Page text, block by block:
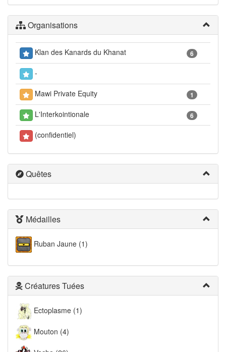
Organisations
Klan des Kanards du Khanat 6
-
Mawi Private Equity 1
L'Interkointionale 6
(confidentiel)
Quêtes
Médailles
Ruban Jaune (1)
Créatures Tuées
Ectoplasme (1)
Mouton (4)